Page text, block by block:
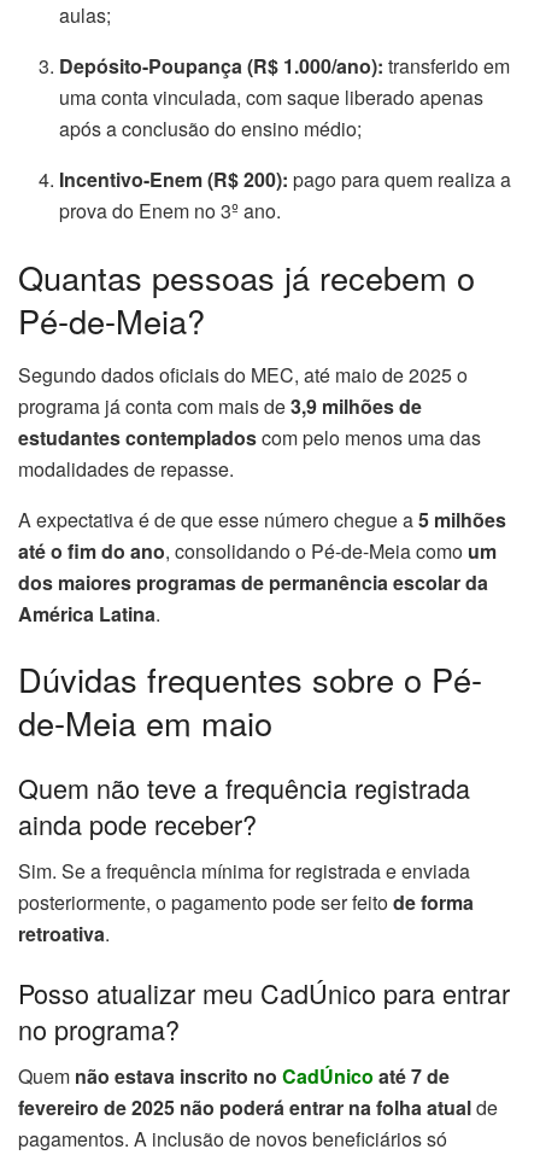
aulas;
Depósito-Poupança (R$ 1.000/ano): transferido em
uma conta vinculada, com saque liberado apenas
após a conclusão do ensino médio;
Incentivo-Enem (R$ 200): pago para quem realiza a
prova do Enem no 3º ano.
Quantas pessoas já recebem o
Pé-de-Meia?
Segundo dados oficiais do MEC, até maio de 2025 o
programa já conta com mais de3,9 milhões de
estudantes contempladoscom pelo menos uma das
modalidades de repasse.
A expectativa é de que esse número chegue a5 milhões
até o fim do ano, consolidando o Pé-de-Meia como um
dos maiores programas de permanência escolar da
América Latina.
Dúvidas frequentes sobre o Pé-
de-Meia em maio
Quem não teve a frequência registrada
ainda pode receber?
Sim. Se a frequência mínima for registrada e enviada
posteriormente, o pagamento pode ser feitode forma
retroativa.
Posso atualizar meu CadÚnico para entrar
no programa?
Quem não estava inscrito no CadÚnico até 7 de
fevereiro de 2025 não poderá entrar na folha atualde
pagamentos. A inclusão de novos beneficiários só